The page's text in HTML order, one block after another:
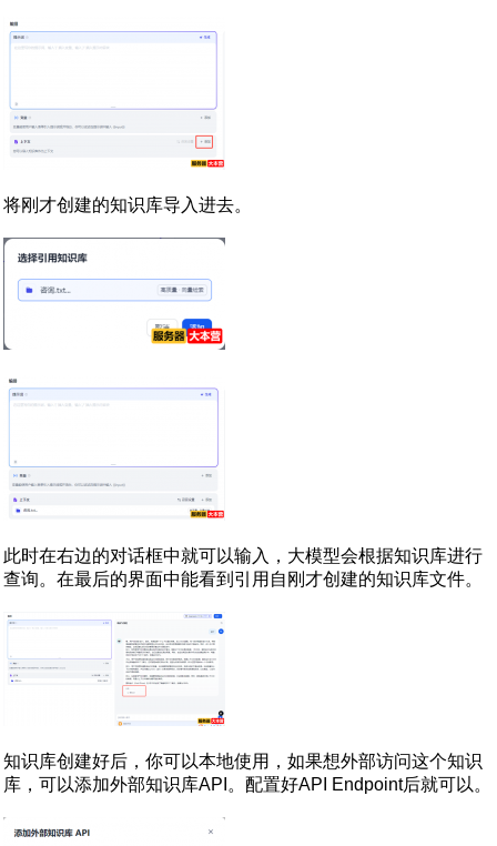
将刚才创建的知识库导入进去。
此时在右边的对话框中就可以输入，大模型会根据知识库进行
查询。在最后的界面中能看到引用自刚才创建的知识库文件。
知识库创建好后，你可以本地使用，如果想外部访问这个知识
库，可以添加外部知识库API。配置好API Endpoint后就可以。